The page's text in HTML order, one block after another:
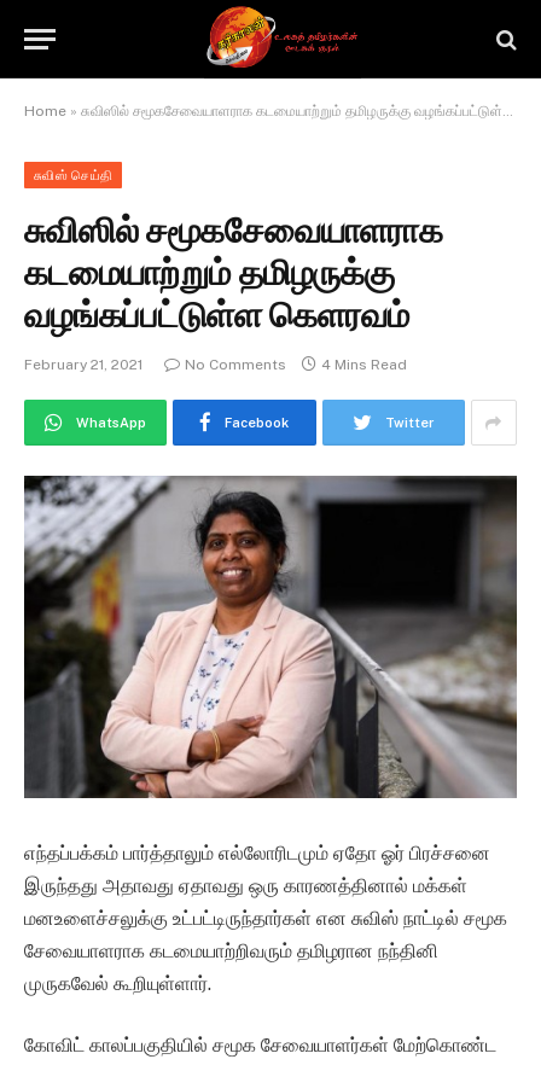
Home » சுவிஸில் சமூகசேவையாளராக கடமையாற்றும் தமிழருக்கு வழங்கப்பட்டுள்ள கெளரவம்
சுவிஸ் செய்தி
சுவிஸில் சமூகசேவையாளராக
கடமையாற்றும் தமிழருக்கு
வழங்கப்பட்டுள்ள கெளரவம்
February 21, 2021 No Comments 4 Mins Read
WhatsApp Facebook Twitter
எந்தப்பக்கம் பார்த்தாலும் எல்லோரிடமும் ஏதோ ஓர் பிரச்சனை
இருந்தது அதாவது ஏதாவது ஒரு காரணத்தினால் மக்கள்
மனஉளைச்சலுக்கு உட்பட்டிருந்தார்கள் என சுவிஸ் நாட்டில் சமூக
சேவையாளராக கடமையாற்றிவரும் தமிழரான நந்தினி
முருகவேல் கூறியுள்ளார்.
கோவிட் காலப்பகுதியில் சமூக சேவையாளர்கள் மேற்கொண்ட